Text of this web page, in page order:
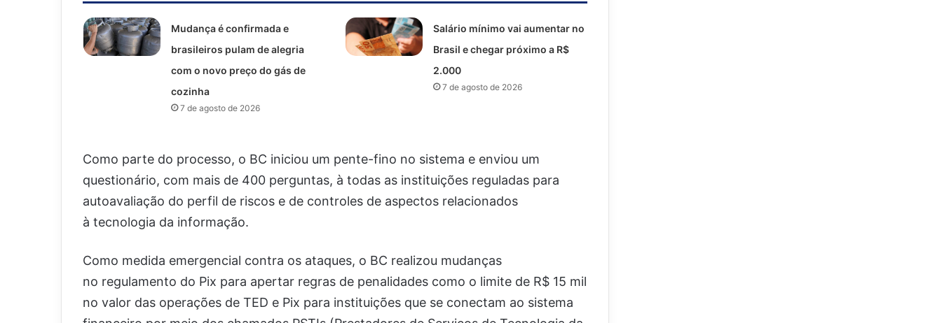
Mudança é confirmada e
brasileiros pulam de alegria
com o novo preço do gás de
cozinha
7 de agosto de 2026
Salário mínimo vai aumentar no
Brasil e chegar próximo a R$
2.000
7 de agosto de 2026
Como parte do processo, o BC iniciou um pente-fino no sistema e enviou um
questionário, com mais de 400 perguntas, à todas as instituições reguladas para
autoavaliação do perfil de riscos e de controles de aspectos relacionados
à tecnologia da informação.
Como medida emergencial contra os ataques, o BC realizou mudanças
no regulamento do Pix para apertar regras de penalidades como o limite de R$ 15 mil
no valor das operações de TED e Pix para instituições que se conectam ao sistema